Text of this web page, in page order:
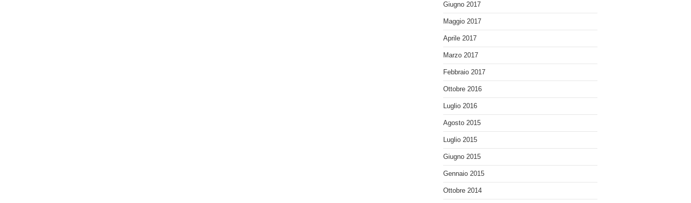
Giugno 2017
Maggio 2017
Aprile 2017
Marzo 2017
Febbraio 2017
Ottobre 2016
Luglio 2016
Agosto 2015
Luglio 2015
Giugno 2015
Gennaio 2015
Ottobre 2014